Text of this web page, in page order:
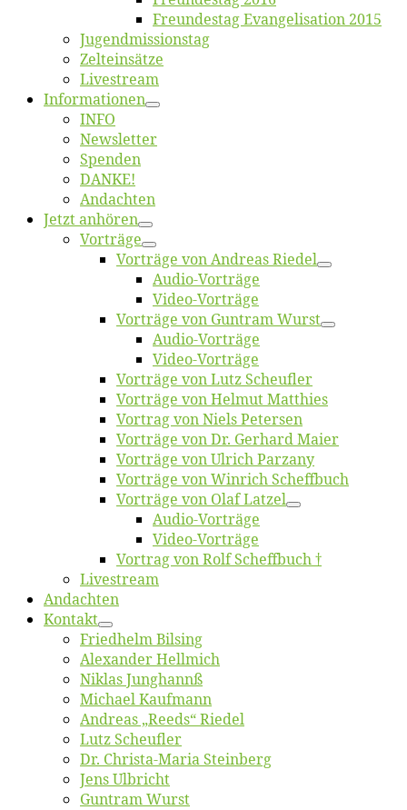
Freun­des­tag Evan­ge­li­sa­ti­on 2015
Jugend­mis­sions­tag
Zelt­ein­sät­ze
Live­stream
Informatio­nen
INFO
News­let­ter
Spen­den
DANKE!
An­dach­ten
Jetzt an­hö­ren
Vor­trä­ge
Vor­trä­ge von An­dre­as Riedel
Au­dio-Vor­trä­ge
Vi­deo-Vor­trä­ge
Vor­trä­ge von Gun­tram Wurst
Au­dio-Vor­trä­ge
Vi­deo-Vor­trä­ge
Vor­trä­ge von Lutz Scheufler
Vor­trä­ge von Hel­mut Matthies
Vor­trag von Niels Petersen
Vor­trä­ge von Dr. Ger­hard Maier
Vor­trä­ge von Ul­rich Parzany
Vor­trä­ge von Win­rich Scheffbuch
Vor­trä­ge von Olaf Latzel
Au­dio-Vor­trä­ge
Vi­deo-Vor­trä­ge
Vor­trag von Rolf Scheffbuch †
Live­stream
An­dach­ten
Kon­takt
Fried­helm Bilsing
Alex­an­der Hellmich
Ni­klas Junghannß
Mi­cha­el Kaufmann
An­dre­as „Reeds“ Riedel
Lutz Scheuf­ler
Dr. Chris­­ta-Ma­ria Steinberg
Jens Ulb­richt
Gun­tram Wurst